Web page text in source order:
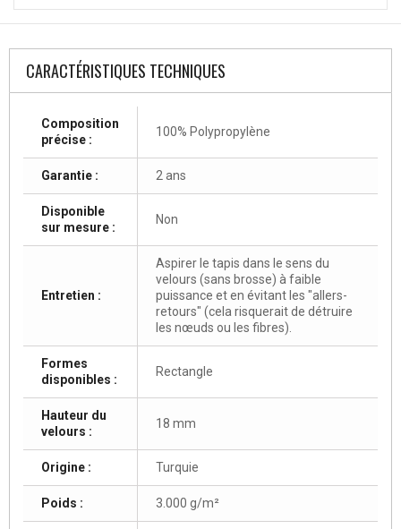
CARACTÉRISTIQUES TECHNIQUES
Composition
précise :
100% Polypropylène
Garantie : 2 ans
Disponible
sur mesure :
Non
Entretien :
Aspirer le tapis dans le sens du
velours (sans brosse) à faible
puissance et en évitant les "allers-
retours" (cela risquerait de détruire
les nœuds ou les fibres).
Formes
disponibles :
Rectangle
Hauteur du
velours :
18 mm
Origine : Turquie
Poids : 3.000 g/m²